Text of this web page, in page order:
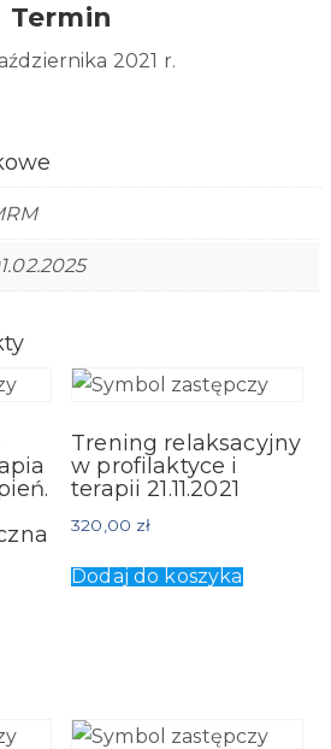
Termin
2021 r.
Trening relaksacyjny
w profilaktyce i
terapii 21.11.2021
320,00 zł
Dodaj do koszyka